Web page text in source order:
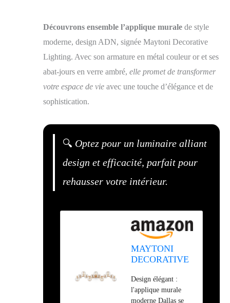
Découvrons ensemble l’applique murale de style
moderne, design ADN, signée Maytoni Decorative
Lighting. Avec son armature en métal couleur or et ses
abat-jours en verre ambré, elle promet de transformer
votre espace de vie avec une touche d’élégance et de
sophistication.
🔍 Optez pour un luminaire alliant
design et efficacité, parfait pour
rehausser votre intérieur.
MAYTONI
DECORATIVE
Dallas Applique
murale moderne
Design élégant :
l'applique murale
moderne Dallas se